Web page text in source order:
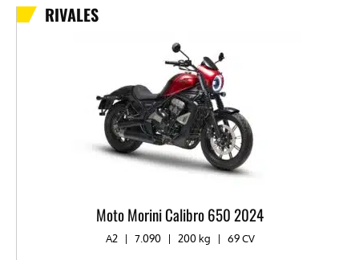
RIVALES
Moto Morini Calibro 650 2024
A2 | 7.090 | 200 kg | 69 CV